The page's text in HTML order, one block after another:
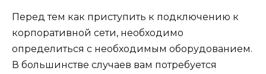
Перед тем как приступить к подключению к
корпоративной сети, необходимо
определиться с необходимым оборудованием.
В большинстве случаев вам потребуется